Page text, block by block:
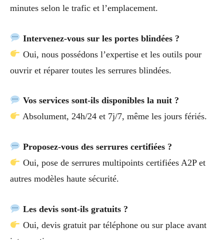
minutes selon le trafic et l’emplacement.
Intervenez-vous sur les portes blindées ?
Oui, nous possédons l’expertise et les outils pour
ouvrir et réparer toutes les serrures blindées.
Vos services sont-ils disponibles la nuit ?
Absolument, 24h/24 et 7j/7, même les jours fériés.
Proposez-vous des serrures certifiées ?
Oui, pose de serrures multipoints certifiées A2P et
autres modèles haute sécurité.
Les devis sont-ils gratuits ?
Oui, devis gratuit par téléphone ou sur place avant